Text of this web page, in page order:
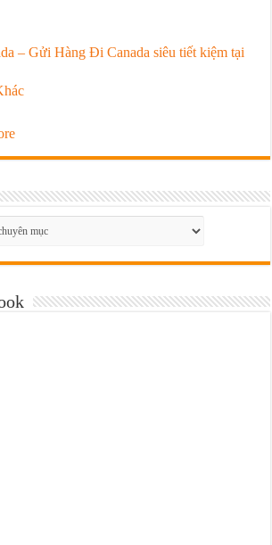
– Gửi Hàng Đi Canada siêu tiết kiệm tại